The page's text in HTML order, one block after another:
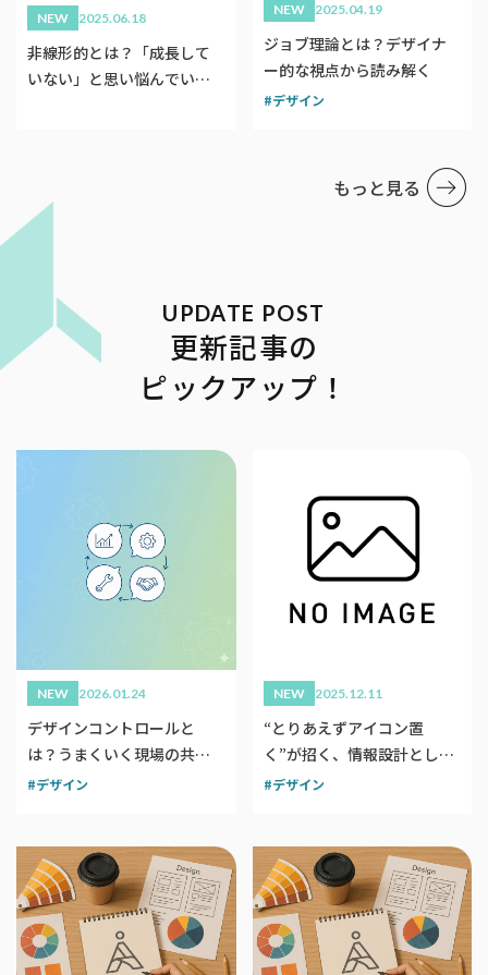
NEW 2025.06.18
非線形的とは？「成長して
いない」と思い悩んでいる
NEW 2025.04.19
ジョブ理論とは？デザイナ
ー的な視点から読み解く
デザイン
もっと見る
更新記事の
ピックアップ！
NEW 2026.01.24
デザインコントロールと
は？うまくいく現場の共通
点は？
デザイン
NEW 2025.12.11
“とりあえずアイコン置
く”が招く、情報設計として
のアイコン
デザイン